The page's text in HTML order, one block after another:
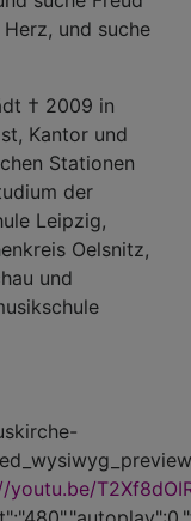
und suche
† 2009 in
Kantor und
Stationen
der
Leipzig,
Oelsnitz,
und
youtu.be/